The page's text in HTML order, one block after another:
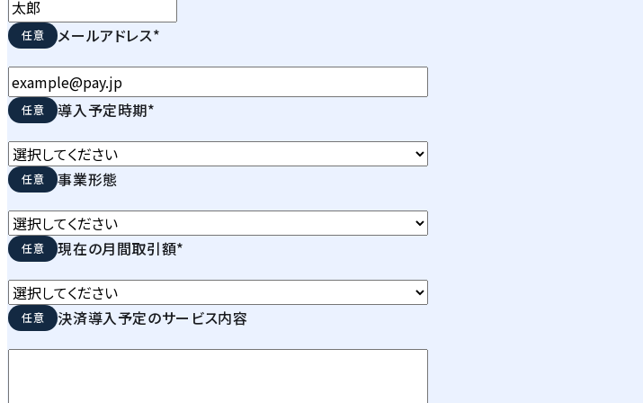
メールアドレス*
導入予定時期*
事業形態
現在の月間取引額*
決済導入予定のサービス内容